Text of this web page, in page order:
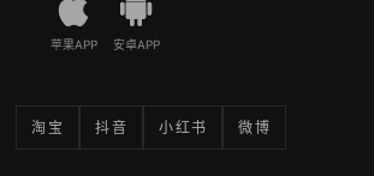
苹果APP 安卓APP
淘宝 抖音 小红书 微博